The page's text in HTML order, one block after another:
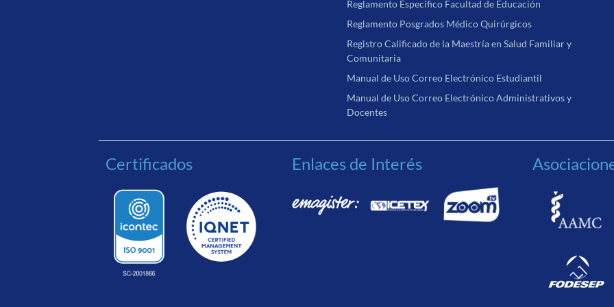
Reglamento Específico Facultad de Educación
Reglamento Posgrados Médico Quirúrgicos
Registro Calificado de la Maestría en Salud Familiar y
Comunitaria
Manual de Uso Correo Electrónico Estudiantil
Manual de Uso Correo Electrónico Administrativos y
Docentes
Certificados Enlaces de Interés